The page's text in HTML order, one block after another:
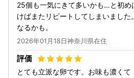
25個も一気にきて多いかも…と初め
けばまたリピートしてしまいました
なるかも。
2026年01月18日神奈川県在住
とても立派な卵です。お味も濃くて